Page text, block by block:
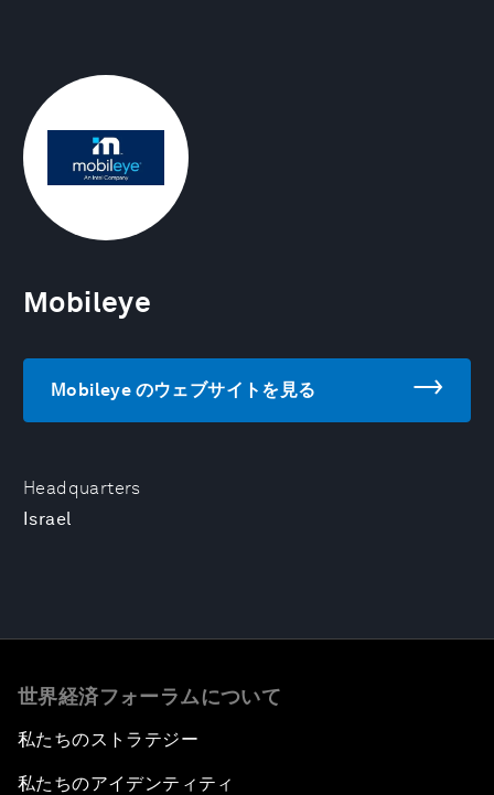
Headquarters
Israel
Mobileye
Mobileye のウェブサイトを見る
世界経済フォーラムについて
私たちのストラテジー
私たちのアイデンティティ